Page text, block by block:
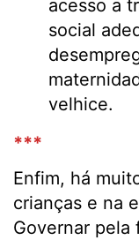
acesso a
social
velhice.
***
Enfim, há
crianças e na
Governar pela